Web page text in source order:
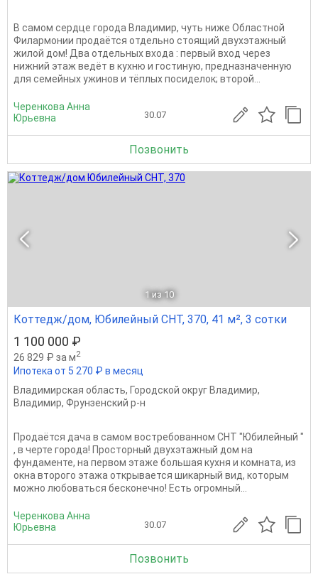
В самом сердце города Владимир, чуть ниже Областной
Филармонии продаётся отдельно стоящий двухэтажный
жилой дом! Два отдельных входа : первый вход через
нижний этаж ведёт в кухню и гостиную, предназначенную
для семейных ужинов и тёплых посиделок; второй...
Черенкова Анна
Юрьевна
30.07
Позвонить
1 из 10
Коттедж/дом, Юбилейный СНТ, 370, 41 м², 3 сотки
1 100 000 ₽
26 829 ₽ за м2
Ипотека от 5 270 ₽ в месяц
Владимирская область, Городской округ Владимир,
Владимир, Фрунзенский р-н
Продаётся дача в самом востребованном СНТ "Юбилейный "
, в черте города! Просторный двухэтажный дом на
фундаменте, на первом этаже большая кухня и комната, из
окна второго этажа открывается шикарный вид, которым
можно любоваться бесконечно! Есть огромный...
Черенкова Анна
Юрьевна
30.07
Позвонить